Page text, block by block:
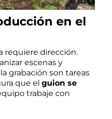
en el
requiere dirección.
escenas y
grabación son tareas
que el guion se
trabaje con